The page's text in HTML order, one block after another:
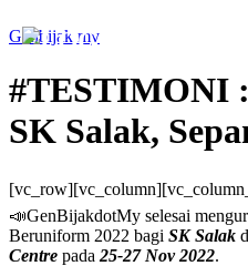
Genbijak.my
#TESTIMONI
SK Salak,
📣GenBijakdotMy selesai
Beruniform 2022 bagi SK Salak
Centre pada 25-27 Nov 2022.